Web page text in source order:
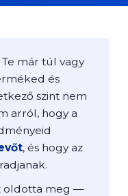
Te már túl vagy
és
szint nem
arról, hogy a
, és hogy az
oldotta meg —